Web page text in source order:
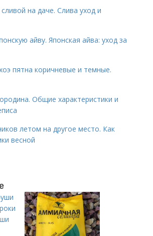
на даче. Слива уход и
айву. Японская айва: уход за
пятна коричневые и темные.
Общие характеристики и
летом на другое место. Как
весной